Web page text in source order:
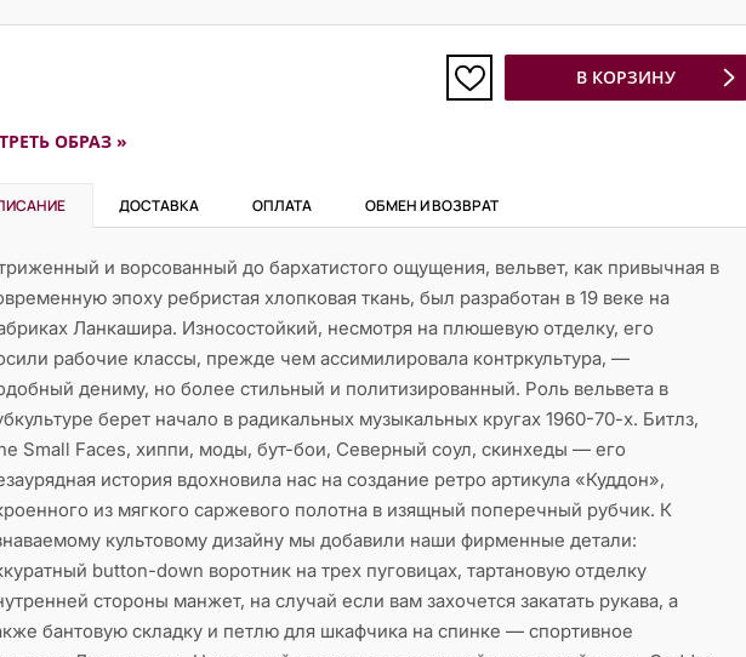
В КОРЗИНУ
ОБРАЗ »
ДОСТАВКА ОПЛАТА ОБМЕН И ВОЗВРАТ
и ворсованный до бархатистого ощущения, вельвет, как привычная в
эпоху ребристая хлопковая ткань, был разработан в 19 веке на
Ланкашира. Износостойкий, несмотря на плюшевую отделку, его
рабочие классы, прежде чем ассимилировала контркультура, —
дениму, но более стильный и политизированный. Роль вельвета в
берет начало в радикальных музыкальных кругах 1960-70-х. Битлз,
Small Faces, хиппи, моды, бут-бои, Северный соул, скинхеды — его
история вдохновила нас на создание ретро артикула «Куддон»,
из мягкого саржевого полотна в изящный поперечный рубчик. К
культовому дизайну мы добавили наши фирменные детали:
button-down воротник на трех пуговицах, тартановую отделку
стороны манжет, на случай если вам захочется закатать рукава, а
бантовую складку и петлю для шкафчика на спинке — спортивное